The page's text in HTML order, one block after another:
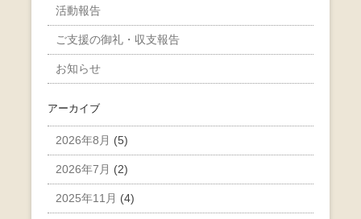
活動報告
ご支援の御礼・収支報告
お知らせ
アーカイブ
2026年8月 (5)
2026年7月 (2)
2025年11月 (4)